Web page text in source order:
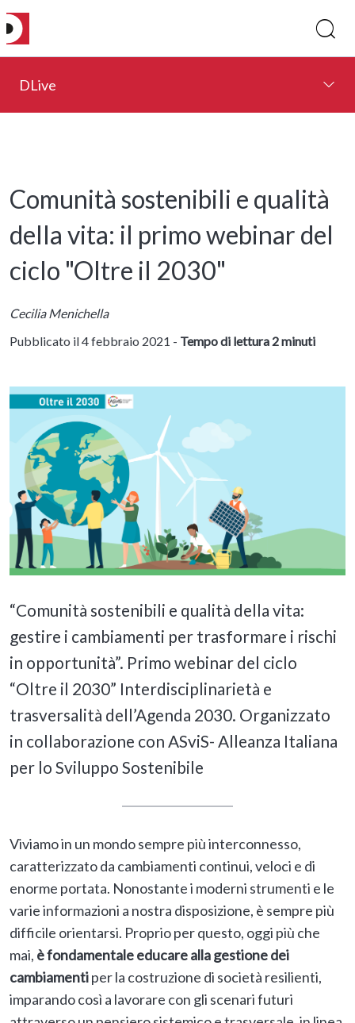
DLive
Comunità sostenibili e qualità
della vita: il primo webinar del
ciclo "Oltre il 2030"
Cecilia Menichella
Pubblicato il 4 febbraio 2021 - Tempo di lettura 2 minuti
“Comunità sostenibili e qualità della vita:
gestire i cambiamenti per trasformare i rischi
in opportunità”. Primo webinar del ciclo
“Oltre il 2030” Interdisciplinarietà e
trasversalità dell’Agenda 2030. Organizzato
in collaborazione con ASviS- Alleanza Italiana
per lo Sviluppo Sostenibile
Viviamo in un mondo sempre più interconnesso,
caratterizzato da cambiamenti continui, veloci e di
enorme portata. Nonostante i moderni strumenti e le
varie informazioni a nostra disposizione, è sempre più
difficile orientarsi. Proprio per questo, oggi più che
mai, è fondamentale educare alla gestione dei
cambiamentiper la costruzione di società resilienti,
imparando così a lavorare con gli scenari futuri